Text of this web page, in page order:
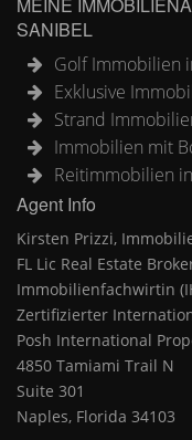
SANIBEL
Golf Immobilien
Exklusive
Strand
Immobilien mit
Reitimmobilien
Agent Info
Kirsten Prizzi,
FL Lic Real Estate
Immobilienfachwirtin
Zertifizierter
Posh International
4850 Tamiami Trail N
Suite 301
Naples, Florida 34103